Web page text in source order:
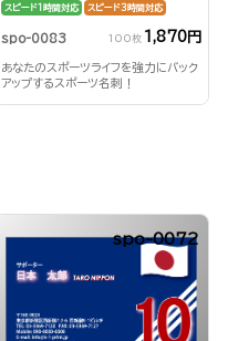
スピード1時間対応 スピード3時間対応
spo-0083 100枚 1,870円
あなたのスポーツライフを強力にバック
アップするスポーツ名刺！
spo-0072